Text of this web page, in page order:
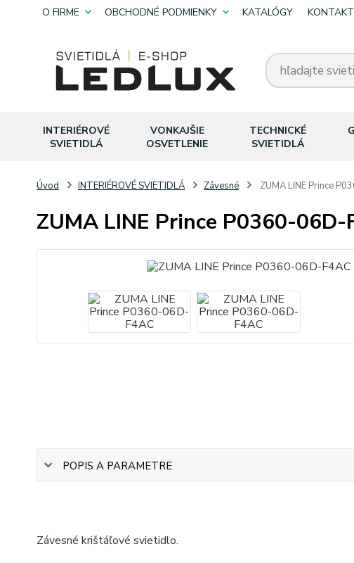
O FIRME OBCHODNÉ PODMIENKY KATALÓGY
INTERIÉROVÉ
SVIETIDLÁ
VONKAJŠIE
OSVETLENIE
TECHNICKÉ
SVIETIDLÁ
Úvod INTERIÉROVÉ SVIETIDLÁ Závesné ZUMA LINE Prince
ZUMA LINE Prince P0360-06D-
POPIS A PARAMETRE
Závesné krištáľové svietidlo.